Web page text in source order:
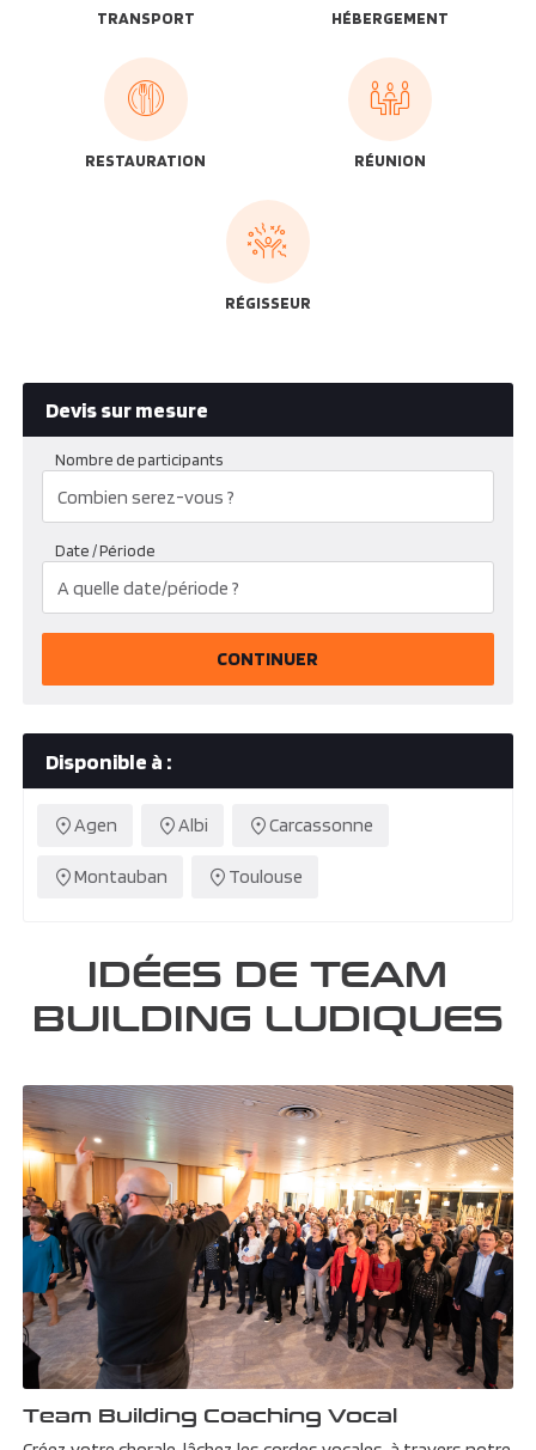
TRANSPORT HÉBERGEMENT
RESTAURATION RÉUNION
RÉGISSEUR
Devis sur mesure
Nombre de participants
Date / Période
CONTINUER
Disponible à :
Agen Albi Carcassonne
Montauban Toulouse
IDÉES DE TEAM
BUILDING LUDIQUES
Team Building Coaching Vocal